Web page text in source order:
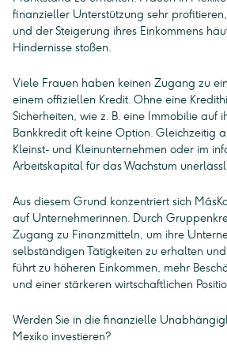
finanzieller Unterstützung sehr
und der Steigerung ihres Einkommens
Hindernisse stoßen.
Viele Frauen haben keinen Zugang zu
einem offiziellen Kredit. Ohne eine
Sicherheiten, wie z. B. eine Immobilie auf
Bankkredit oft keine Option. Gleichzeitig
Kleinst- und Kleinunternehmen oder im
Arbeitskapital für das Wachstum
Aus diesem Grund konzentriert sich
auf Unternehmerinnen. Durch
Zugang zu Finanzmitteln, um ihre
selbständigen Tätigkeiten zu erhalten
führt zu höheren Einkommen, mehr
und einer stärkeren wirtschaftlichen
Werden Sie in die finanzielle
Mexiko investieren?